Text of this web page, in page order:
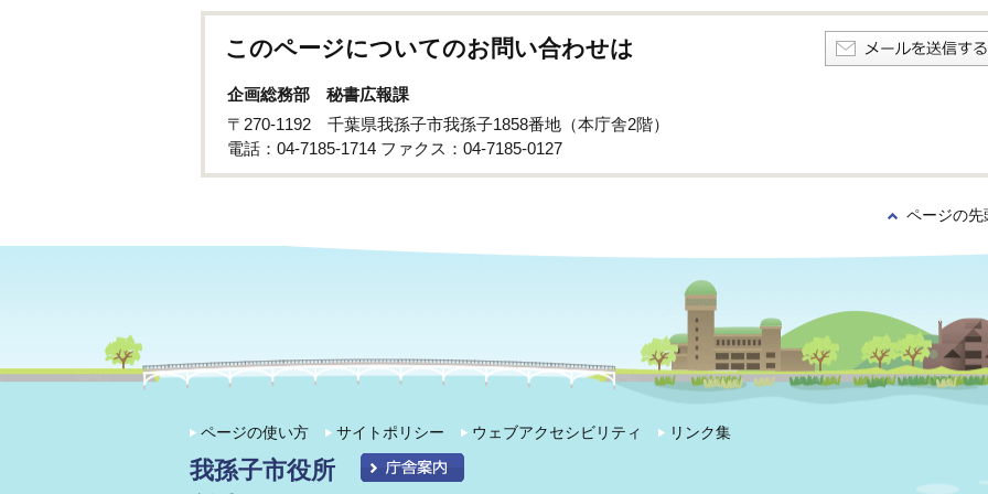
このページについてのお問い合わせは
企画総務部 秘書広報課
〒270-1192 千葉県我孫子市我孫子1858番地（本庁舎2階）
電話：04-7185-1714 ファクス：04-7185-0127
ページの先
ページの使い方 サイトポリシー ウェブアクセシビリティ リンク集
我孫子市役所